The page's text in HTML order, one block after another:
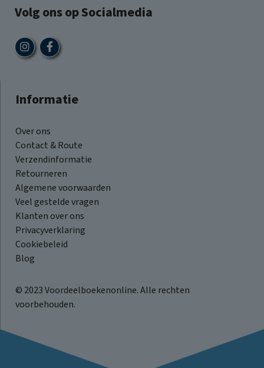
Volg ons op Socialmedia
Informatie
Over ons
Contact & Route
Verzendinformatie
Retourneren
Algemene voorwaarden
Veel gestelde vragen
Klanten over ons
Privacyverklaring
Cookiebeleid
Blog
© 2023 Voordeelboekenonline. Alle rechten
voorbehouden.